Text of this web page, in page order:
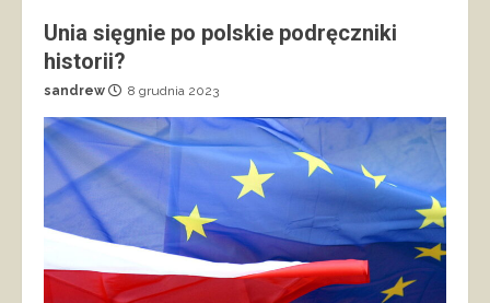
Unia sięgnie po polskie podręczniki
historii?
sandrew 8 grudnia 2023